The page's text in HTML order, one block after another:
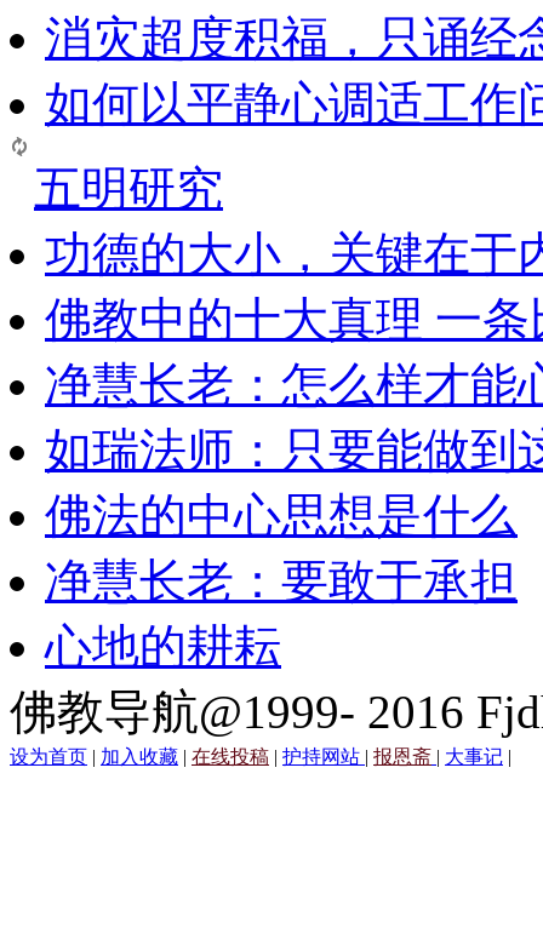
消灾超度积福，只诵经
如何以平静心调适工作
五明研究
功德的大小，关键在于
佛教中的十大真理 一
净慧长老：怎么样才能
如瑞法师：只要能做到
佛法的中心思想是什么
净慧长老：要敢于承担
心地的耕耘
佛教导航@1999- 2016
设为首页 | 加入收藏 | 在线投稿 | 护持网站 | 报恩斋 | 大事记 |